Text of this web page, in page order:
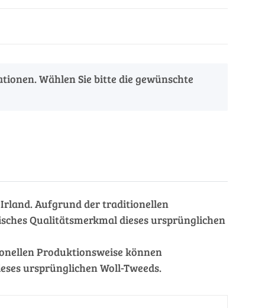
Wählen Sie bitte die gewünschte
Irland. Aufgrund der traditionellen
Qualitätsmerkmal dieses ursprünglichen
Produktionsweise können
ursprünglichen Woll-Tweeds.